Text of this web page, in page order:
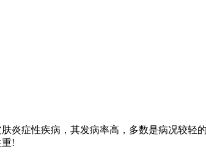
炎症性疾病，其发病率高，多数是病况较轻
!